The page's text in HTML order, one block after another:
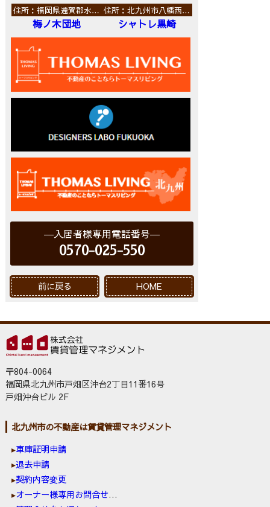
住所：福岡県遠賀郡水…
梅ノ木団地
住所：北九州市八幡西…
シャトレ黒崎
入居者様専用電話番号
0570-025-550
前に戻る HOME
〒804-0064
福岡県北九州市戸畑区沖台2丁目11番16号
戸畑沖台ビル 2F
北九州市の不動産は賃貸管理マネジメント
車庫証明申請
退去申請
契約内容変更
オーナー様専用お問合せ窓口